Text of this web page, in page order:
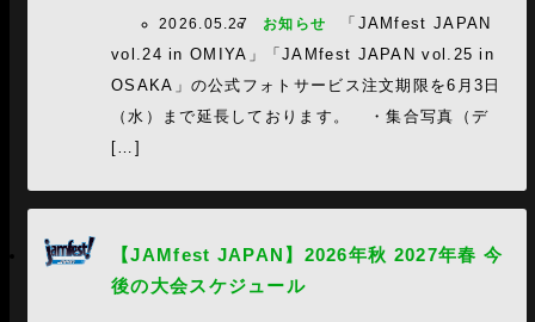
2026.05.27 お知らせ
「JAMfest JAPAN
vol.24 in OMIYA」「JAMfest JAPAN vol.25 in
OSAKA」の公式フォトサービス注文期限を6月3日
（水）まで延長しております。 ・集合写真（デ
[…]
【JAMfest JAPAN】2026年秋 2027年春 今
後の大会スケジュール